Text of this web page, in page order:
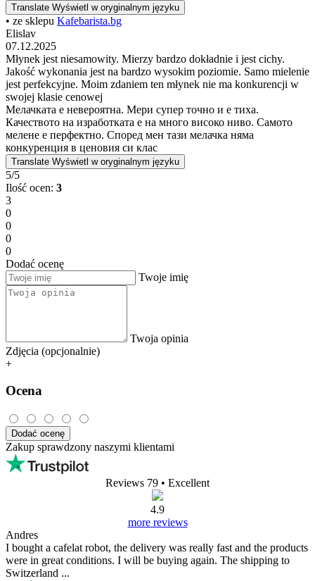
Translate Wyświetl w oryginalnym języku
• ze sklepu Kafebarista.bg
Elislav
07.12.2025
Młynek jest niesamowity. Mierzy bardzo dokładnie i jest cichy.
Jakość wykonania jest na bardzo wysokim poziomie. Samo mielenie
jest perfekcyjne. Moim zdaniem ten młynek nie ma konkurencji w
swojej klasie cenowej
Мелачката е невероятна. Мери супер точно и е тиха.
Качеството на изработката е на много високо ниво. Самото
мелене е перфектно. Според мен тази мелачка няма
конкуренция в ценовия си клас
Translate Wyświetl w oryginalnym języku
5/5
Ilość ocen: 3
3
0
0
0
0
Dodać ocenę
Twoje imię
Twoja opinia
Zdjęcia (opcjonalnie)
+
Ocena
Dodać ocenę
Zakup sprawdzony naszymi klientami
Reviews 79 • Excellent
4.9
more reviews
Andres
I bought a cafelat robot, the delivery was really fast and the products
were in great conditions. I will be buying again. The shipping to
Switzerland ...